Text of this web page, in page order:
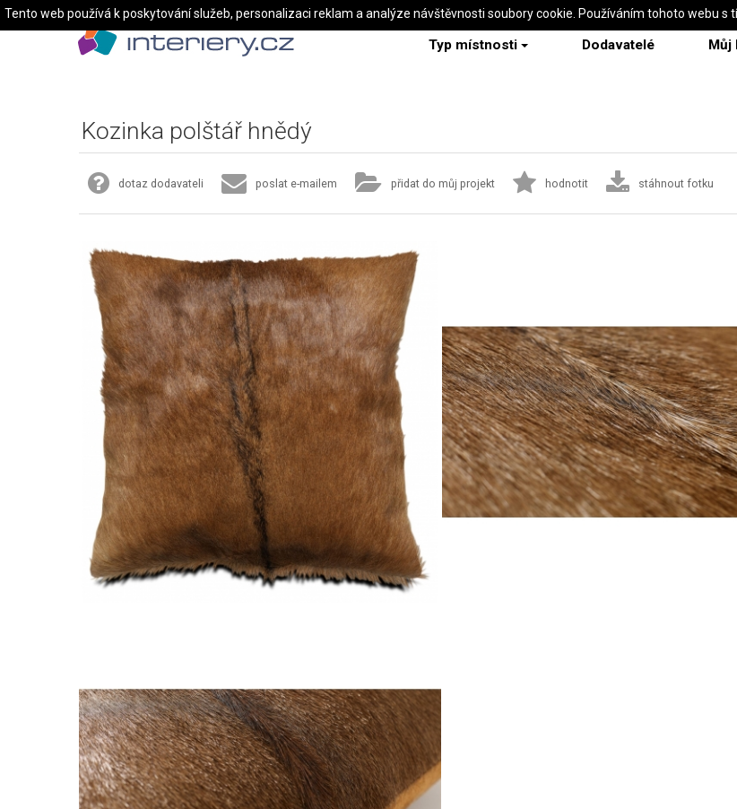
Typ místnosti Dodavatelé Můj
Kozinka polštář hnědý
dotaz dodavateli poslat e-mailem přidat do můj projekt hodnotit stáhnout fotku
Tento web používá k poskytování služeb, personalizaci reklam a analýze návštěvnosti soubory cookie. Používáním tohoto webu s